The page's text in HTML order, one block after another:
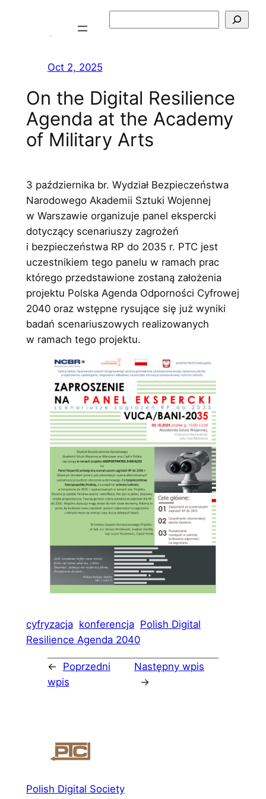
Oct 2, 2025
On the Digital Resilience
Agenda at the Academy
of Military Arts
3 października br. Wydział Bezpieczeństwa
Narodowego Akademii Sztuki Wojennej
w Warszawie organizuje panel ekspercki
dotyczący scenariuszy zagrożeń
i bezpieczeństwa RP do 2035 r. PTC jest
uczestnikiem tego panelu w ramach prac
którego przedstawione zostaną założenia
projektu Polska Agenda Odporności Cyfrowej
2040 oraz wstępne rysujące się już wyniki
badań scenariuszowych realizowanych
w ramach tego projektu.
cyfryzacja konferencja Polish Digital
Resilience Agenda 2040
←
Poprzedni
wpis
Następny wpis
→
Polish Digital Society